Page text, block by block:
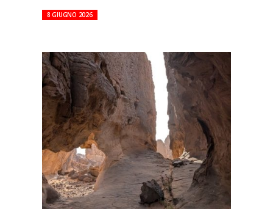
8 GIUGNO 2026